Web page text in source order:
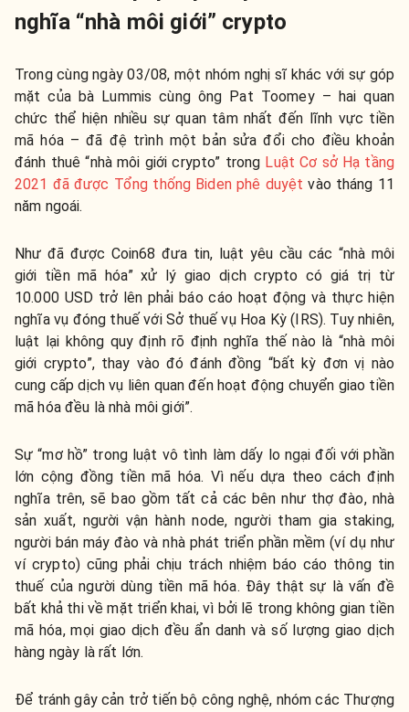
nghĩa “nhà môi giới” crypto
Trong cùng ngày 03/08, một nhóm nghị sĩ khác với sự góp
mặt của bà Lummis cùng ông Pat Toomey – hai quan
chức thể hiện nhiều sự quan tâm nhất đến lĩnh vực tiền
mã hóa – đã đệ trình một bản sửa đổi cho điều khoản
đánh thuê “nhà môi giới crypto” trong Luật Cơ sở Hạ tầng
2021 đã được Tổng thống Biden phê duyệt vào tháng 11
năm ngoái.
Như đã được Coin68 đưa tin, luật yêu cầu các “nhà môi
giới tiền mã hóa” xử lý giao dịch crypto có giá trị từ
10.000 USD trở lên phải báo cáo hoạt động và thực hiện
nghĩa vụ đóng thuế với Sở thuế vụ Hoa Kỳ (IRS). Tuy nhiên,
luật lại không quy định rõ định nghĩa thế nào là “nhà môi
giới crypto”, thay vào đó đánh đồng “bất kỳ đơn vị nào
cung cấp dịch vụ liên quan đến hoạt động chuyển giao tiền
mã hóa đều là nhà môi giới”.
Sự “mơ hồ” trong luật vô tình làm dấy lo ngại đối với phần
lớn cộng đồng tiền mã hóa. Vì nếu dựa theo cách định
nghĩa trên, sẽ bao gồm tất cả các bên như thợ đào, nhà
sản xuất, người vận hành node, người tham gia staking,
người bán máy đào và nhà phát triển phần mềm (ví dụ như
ví crypto) cũng phải chịu trách nhiệm báo cáo thông tin
thuế của người dùng tiền mã hóa. Đây thật sự là vấn đề
bất khả thi về mặt triển khai, vì bởi lẽ trong không gian tiền
mã hóa, mọi giao dịch đều ẩn danh và số lượng giao dịch
hàng ngày là rất lớn.
Để tránh gây cản trở tiến bộ công nghệ, nhóm các Thượng